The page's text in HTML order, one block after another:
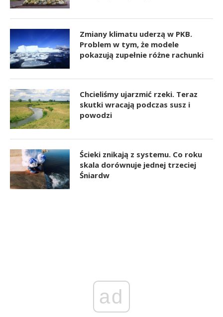
Zmiany klimatu uderzą w PKB.
Problem w tym, że modele
pokazują zupełnie różne rachunki
Chcieliśmy ujarzmić rzeki. Teraz
skutki wracają podczas susz i
powodzi
Ścieki znikają z systemu. Co roku
skala dorównuje jednej trzeciej
Śniardw
ad